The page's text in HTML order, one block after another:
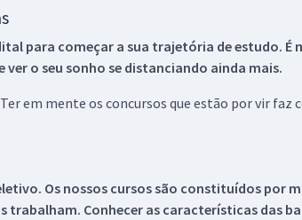
para começar a sua trajetória de estudo.
o seu sonho se distanciando ainda mais.
em mente os concursos que estão por vir faz
Os nossos cursos são constituídos por
Conhecer as características das